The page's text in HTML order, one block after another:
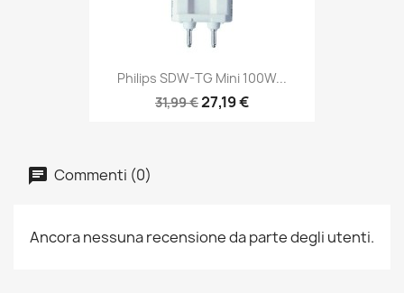
Philips SDW-TG Mini 100W...
31,99 €27,19 €
Commenti (0)
Ancora nessuna recensione da parte degli utenti.